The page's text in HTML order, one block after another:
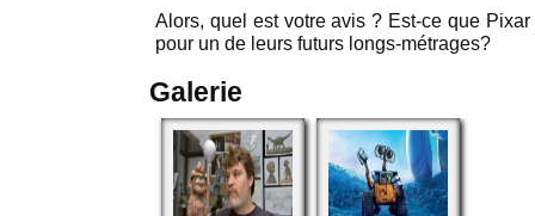
Alors, quel est votre avis ? Est-ce que Pixar
pour un de leurs futurs longs-métrages?
Galerie